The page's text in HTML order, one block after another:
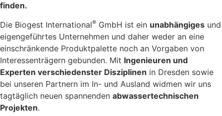
finden.
Die Biogest International® GmbH ist ein unabhängiges und
eigengeführtes Unternehmen und daher weder an eine
einschränkende Produktpalette noch an Vorgaben von
Interessenträgern gebunden. Mit Ingenieuren und
Experten verschiedenster Disziplinen in Dresden sowie
bei unseren Partnern im In- und Ausland widmen wir uns
tagtäglich neuen spannenden abwassertechnischen
Projekten.